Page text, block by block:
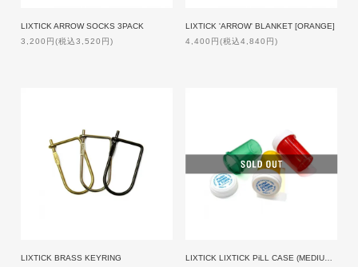
LIXTICK ARROW SOCKS 3PACK
3,200円(税込3,520円)
LIXTICK 'ARROW' BLANKET [ORANGE]
4,400円(税込4,840円)
LIXTICK BRASS KEYRING